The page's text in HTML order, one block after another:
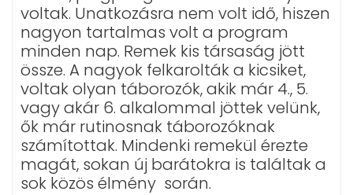
voltak. Unatkozásra nem volt idő, hiszen
nagyon tartalmas volt a program
minden nap. Remek kis társaság jött
össze. A nagyok felkarolták a kicsiket,
voltak olyan táborozók, akik már 4., 5.
vagy akár 6. alkalommal jöttek velünk,
ők már rutinosnak táborozóknak
számítottak. Mindenki remekül érezte
magát, sokan új barátokra is találtak a
sok közös élmény során.